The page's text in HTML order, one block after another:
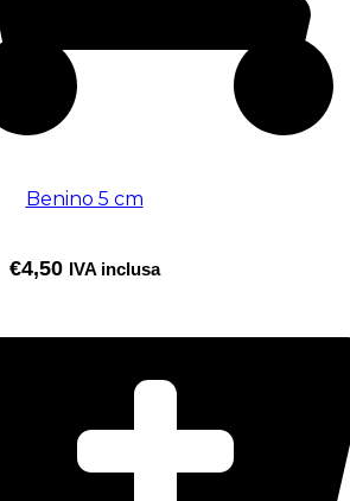
Benino 5 cm
€4,50 IVA inclusa